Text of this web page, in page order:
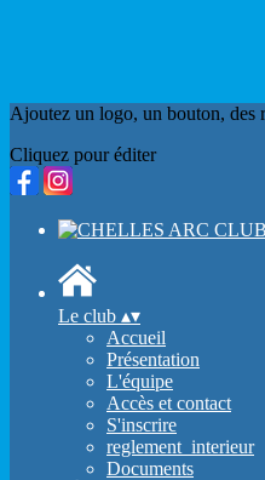
Ajoutez un logo, un bouton, des
Cliquez pour éditer
Le club ▴▾
Accueil
Présentation
L'équipe
Accès et contact
S'inscrire
reglement_interieur
Documents